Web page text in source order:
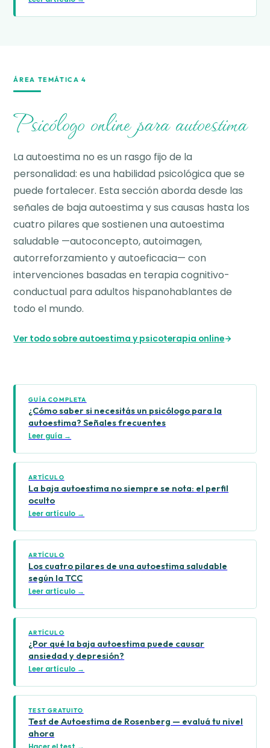
ÁREA TEMÁTICA 4
Psicólogo online para autoestima
La autoestima no es un rasgo fijo de la
personalidad: es una habilidad psicológica que se
puede fortalecer. Esta sección aborda desde las
señales de baja autoestima y sus causas hasta los
cuatro pilares que sostienen una autoestima
saludable —autoconcepto, autoimagen,
autorreforzamiento y autoeficacia— con
intervenciones basadas en terapia cognitivo-
conductual para adultos hispanohablantes de
todo el mundo.
Ver todo sobre autoestima y psicoterapia online
GUÍA COMPLETA
¿Cómo saber si necesitás un psicólogo para la
autoestima? Señales frecuentes
Leer guía →
ARTÍCULO
La baja autoestima no siempre se nota: el perfil
oculto
Leer artículo →
ARTÍCULO
Los cuatro pilares de una autoestima saludable
según la TCC
Leer artículo →
ARTÍCULO
¿Por qué la baja autoestima puede causar
ansiedad y depresión?
Leer artículo →
TEST GRATUITO
Test de Autoestima de Rosenberg — evaluá tu nivel
ahora